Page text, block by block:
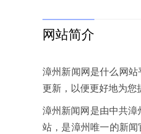
网站简介
漳州新闻网是什么网
更新，以便更好地为您
漳州新闻网是由中共漳
站，是漳州唯一的新